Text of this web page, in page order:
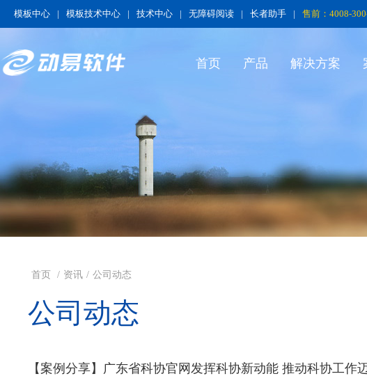
模板中心 | 模板技术中心 | 技术中心 | 无障碍阅读 | 长者助手 | 售前：4008-
首页 产品 解决方案
首页 / 资讯 / 公司动态
公司动态
【案例分享】广东省科协官网发挥科协新动能 推动科协工作